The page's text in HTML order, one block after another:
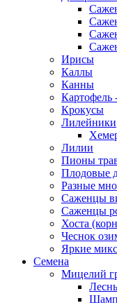
Ирисы
Каллы
Канны
Картофель
Крокусы
Лилейники
Лилии
Пионы
Плодовые
Разные
Саженцы
Саженцы
Хоста
Чеснок
Яркие
Семена
Мицелий